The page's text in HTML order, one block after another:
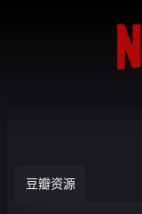
正

豆瓣资源